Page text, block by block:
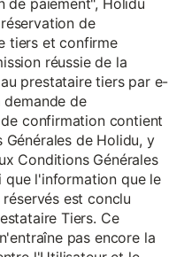
de paiement", Holidu
de
tiers et confirme
réussie de la
prestataire tiers par e-
de
confirmation contient
de Holidu, y
Conditions Générales
que l'information que le
est conclu
Tiers. Ce
pas encore la